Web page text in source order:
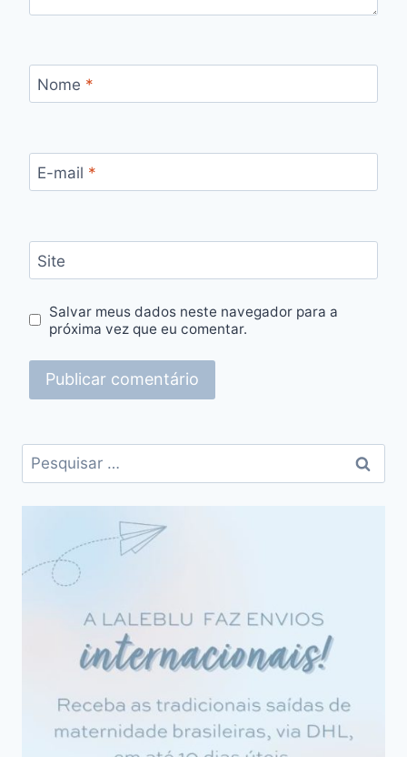
Nome *
E-mail *
Site
Salvar meus dados neste navegador para a
próxima vez que eu comentar.
Pesquisar
por: